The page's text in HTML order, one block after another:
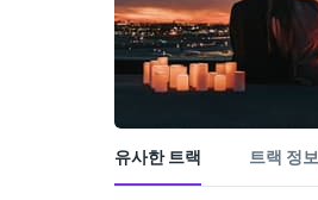
유사한 트랙 트랙 정보